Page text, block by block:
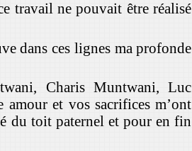
travail ne pouvait être réalisé
ces lignes ma profonde
Charis Muntwani, Luc
et vos sacrifices m’ont
du toit paternel et pour en fin